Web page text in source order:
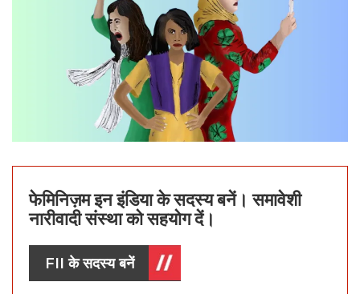
फेमिनिज़म इन इंडिया के सदस्य बनें। समावेशी
नारीवादी संस्था को सहयोग दें।
FII के सदस्य बनें